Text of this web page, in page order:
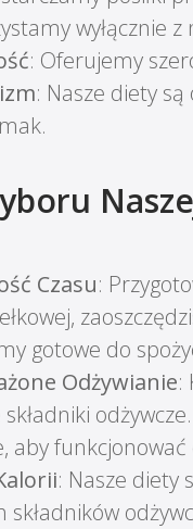
wyłącznie
: Oferujemy
: Nasze diety
Czasu:
gotowe do
Odżywianie:
aby
: Nasze diety
składników